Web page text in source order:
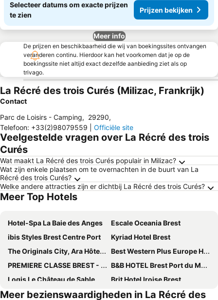
Selecteer datums om exacte prijzen
te zien
Prijzen bekijken
Meer info
De prijzen en beschikbaarheid die wij van boekingssites ontvangen
veranderen continu. Hierdoor kan het voorkomen dat je op de
boekingssite niet altijd exact dezelfde aanbieding ziet als op
trivago.
La Récré des trois Curés (Milizac, Frankrijk)
Contact
Parc de Loisirs - Camping, 29290,
Telefoon: +33(2)98079559 Officiële site
Veelgestelde vragen over La Récré des trois
Curés
Wat maakt La Récré des trois Curés populair in Milizac?
Wat zijn enkele plaatsen om te overnachten in de buurt van La
Récré des trois Curés?
Welke andere attracties zijn er dichtbij La Récré des trois Curés?
Meer Top Hotels
Hotel-Spa La Baie des Anges
Escale Oceania Brest
ibis Styles Brest Centre Port
Kyriad Hotel Brest
The Originals City, Ara Hôtel, Landerneau
Best Western Plus Europe Hotel
PREMIERE CLASSE BREST - Gouesnou Aéroport
B&B HOTEL Brest Port du Moulin Blanc
Logis Le Château de Sable
Brit Hotel Iroise Brest
L'Amirauté Brest
Le Castel Ac'h
Meer bezienswaardigheden in La Récré des